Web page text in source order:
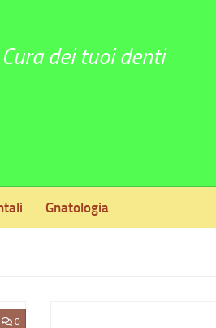
dei tuoi denti
Gnatologia
0